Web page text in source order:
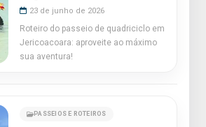
23 de junho de 2026
Roteiro do passeio de quadriciclo em
Jericoacoara: aproveite ao máximo
sua aventura!
PASSEIOS E ROTEIROS